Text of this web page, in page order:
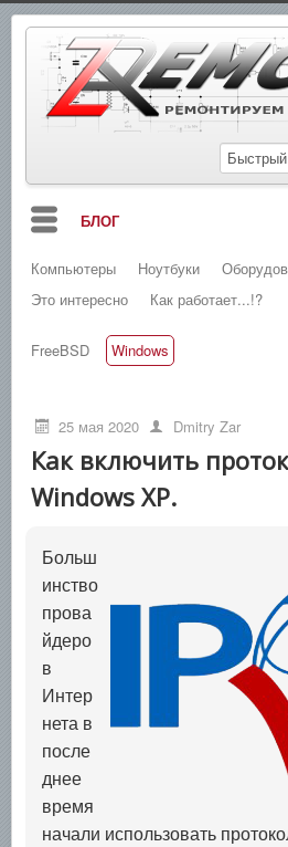
БЛОГ
МАНУАЛЫ
СХЕМЫ
СПРАВОЧНИКИ
НОВОСТИ
ПОИСК
Компьютеры Ноутбуки
Это интересно
Как работает...!?
FreeBSD Windows
25 мая 2020 Dmitry Zar
Как включить
Windows XP.
Больш
инство
прова
йдеро
в
Интер
нета в
после
днее
время
начали использовать